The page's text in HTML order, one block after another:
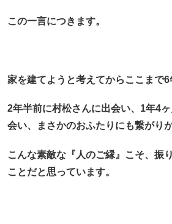
この一言につきます。
家を建てようと考えてからここまで6
2年半前に村松さんに出会い、1年4
会い、まさかのおふたりにも繋がり
こんな素敵な『人のご縁』こそ、振
ことだと思っています。